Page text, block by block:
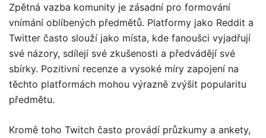
Zpětná vazba komunity je zásadní pro formování
vnímání oblíbených předmětů. Platformy jako Reddit a
Twitter často slouží jako místa, kde fanoušci vyjadřují
své názory, sdílejí své zkušenosti a předvádějí své
sbírky. Pozitivní recenze a vysoké míry zapojení na
těchto platformách mohou výrazně zvýšit popularitu
předmětu.
Kromě toho Twitch často provádí průzkumy a ankety,